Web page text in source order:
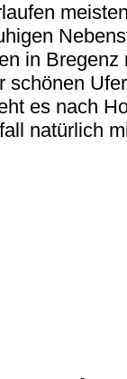
in Bregenz
schönen
es nach
natürlich